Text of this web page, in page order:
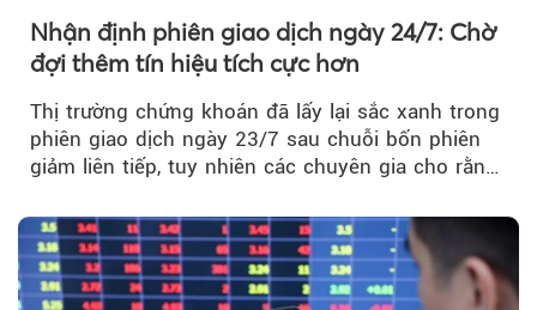
Nhận định phiên giao dịch ngày 24/7: Chờ
đợi thêm tín hiệu tích cực hơn
Thị trường chứng khoán đã lấy lại sắc xanh trong
phiên giao dịch ngày 23/7 sau chuỗi bốn phiên
giảm liên tiếp, tuy nhiên các chuyên gia cho rằng